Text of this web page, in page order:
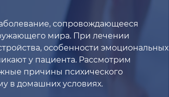
сопровождающееся
мира. При лечении
особенности эмоциональных
у пациента. Рассмотрим
причины психического
в домашних условиях.